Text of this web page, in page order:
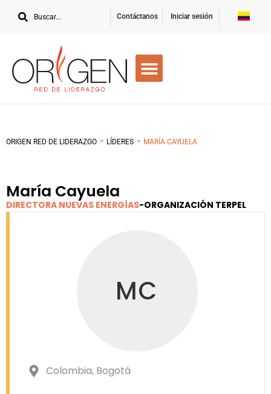
Contáctanos Iniciar sesión
ORIGEN RED DE LIDERAZGO > LÍDERES > MARÍA CAYUELA
María Cayuela
DIRECTORA NUEVAS ENERGÍAS-ORGANIZACIÓN TERPEL
MC
Colombia, Bogotá